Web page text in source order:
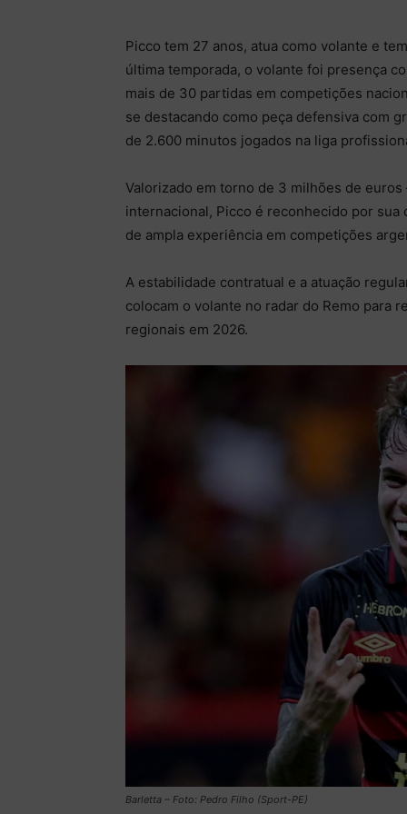
Picco tem 27 anos, atua como volante e
última temporada, o volante foi presença
mais de 30 partidas em competições
se destacando como peça defensiva com
de 2.600 minutos jogados na liga
Valorizado em torno de 3 milhões de
internacional, Picco é reconhecido por
de ampla experiência em competições
A estabilidade contratual e a atuação
colocam o volante no radar do Remo para
regionais em 2026.
Barletta – Foto: Pedro Filho (Sport-PE)